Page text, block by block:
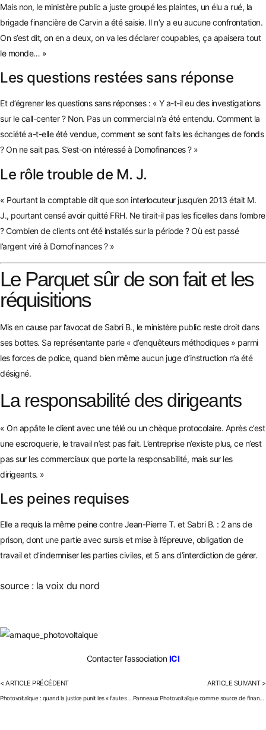
Mais non, le ministère public a juste groupé les plaintes, un élu a rué, la
brigade financière de Carvin a été saisie. Il n’y a eu aucune confrontation.
On s’est dit, on en a deux, on va les déclarer coupables, ça apaisera tout
le monde… »
Les questions restées sans réponse
Et d’égrener les questions sans réponses : « Y a-t-il eu des investigations
sur le call-center ? Non. Pas un commercial n’a été entendu. Comment la
société a-t-elle été vendue, comment se sont faits les échanges de fonds
? On ne sait pas. S’est-on intéressé à Domofinances ? »
Le rôle trouble de M. J.
« Pourtant la comptable dit que son interlocuteur jusqu’en 2013 était M.
J., pourtant censé avoir quitté FRH. Ne tirait-il pas les ficelles dans l’ombre
? Combien de clients ont été installés sur la période ? Où est passé
l’argent viré à Domofinances ? »
Le Parquet sûr de son fait et les
réquisitions
Mis en cause par l’avocat de Sabri B., le ministère public reste droit dans
ses bottes. Sa représentante parle « d’enquêteurs méthodiques » parmi
les forces de police, quand bien même aucun juge d’instruction n’a été
désigné.
La responsabilité des dirigeants
« On appâte le client avec une télé ou un chèque protocolaire. Après c’est
une escroquerie, le travail n’est pas fait. L’entreprise n’existe plus, ce n’est
pas sur les commerciaux que porte la responsabilité, mais sur les
dirigeants. »
Les peines requises
Elle a requis la même peine contre Jean-Pierre T. et Sabri B. : 2 ans de
prison, dont une partie avec sursis et mise à l’épreuve, obligation de
travail et d’indemniser les parties civiles, et 5 ans d’interdiction de gérer.
source : la voix du nord
Contacter l’associationICI
< ARTICLE PRÉCÉDENT ARTICLE SUIVANT >